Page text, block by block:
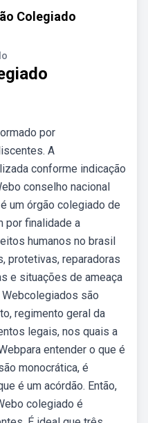
Colegiado
por
A
conforme indicação
conselho nacional
um órgão colegiado de
por finalidade a
humanos no brasil
protetivas, reparadoras
e situações de ameaça
são
regimento geral da
legais, nos quais a
entender o que é
monocrática, é
é um acórdão. Então,
colegiado é